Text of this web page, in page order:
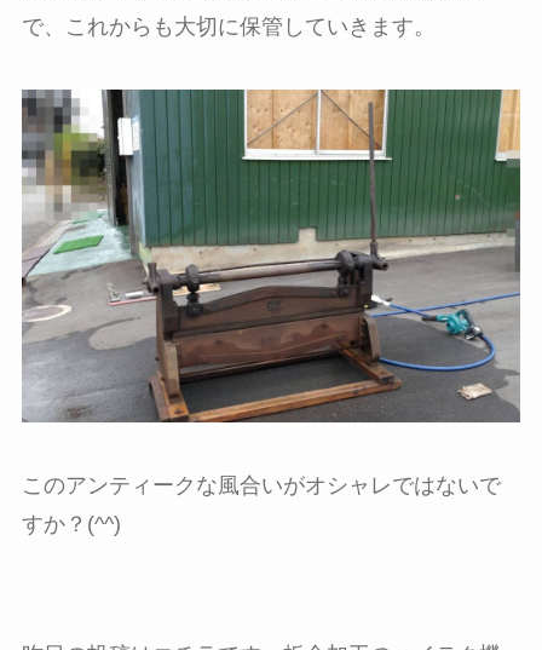
で、これからも大切に保管していきます。
このアンティークな風合いがオシャレではないで
すか？(^^)